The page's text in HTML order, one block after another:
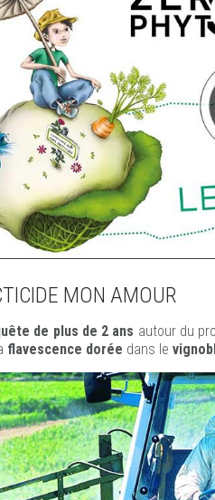
MON AMOUR
de plus de 2 ans autour du
flavescence dorée dans le